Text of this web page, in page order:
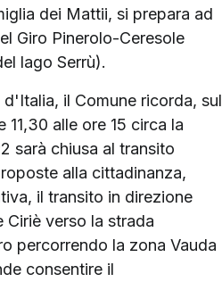
dei Mattii, si prepara ad
Giro Pinerolo-Ceresole
lago Serrù).
il Comune ricorda, sul
alle ore 15 circa la
sarà chiusa al transito
alla cittadinanza,
il transito in direzione
Ciriè verso la strada
percorrendo la zona Vauda
consentire il